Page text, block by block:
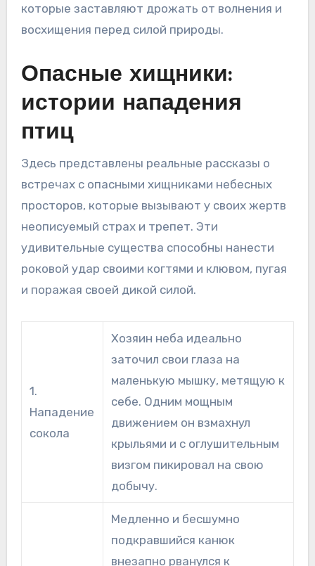
которые заставляют дрожать от волнения и
восхищения перед силой природы.
Опасные хищники:
истории нападения
птиц
Здесь представлены реальные рассказы о
встречах с опасными хищниками небесных
просторов, которые вызывают у своих жертв
неописуемый страх и трепет. Эти
удивительные существа способны нанести
роковой удар своими когтями и клювом, пугая
и поражая своей дикой силой.
1.
Нападение
сокола
Хозяин неба идеально
заточил свои глаза на
маленькую мышку, метящую к
себе. Одним мощным
движением он взмахнул
крыльями и с оглушительным
визгом пикировал на свою
добычу.
Медленно и бесшумно
подкравшийся канюк
внезапно рванулся к